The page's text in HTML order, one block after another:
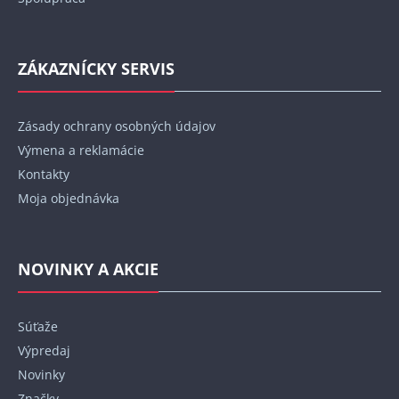
ZÁKAZNÍCKY SERVIS
Zásady ochrany osobných údajov
Výmena a reklamácie
Kontakty
Moja objednávka
NOVINKY A AKCIE
Súťaže
Výpredaj
Novinky